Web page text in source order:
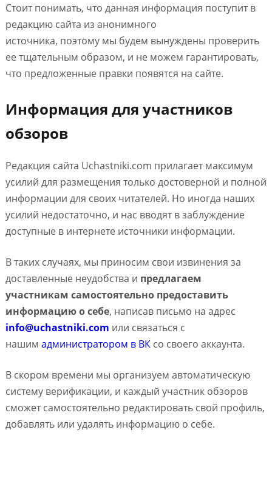
Стоит понимать, что данная информация поступит в
редакцию сайта из анонимного
источника, поэтому мы будем вынуждены проверить
ее тщательным образом, и не можем гарантировать,
что предложенные правки появятся на сайте.
Информация для участников
обзоров
Редакция сайта Uchastniki.com прилагает максимум
усилий для размещения только достоверной и полной
информации для своих читателей. Но иногда наших
усилий недостаточно, и нас вводят в заблуждение
доступные в интернете источники информации.
В таких случаях, мы приносим свои извинения за
доставленные неудобства и предлагаем
участникам самостоятельно предоставить
информацию о себе, написав письмо на адрес
info@uchastniki.com или связаться с
нашим администратором в ВКсо своего аккаунта.
В скором времени мы организуем автоматическую
систему верификации, и каждый участник обзоров
сможет самостоятельно редактировать свой профиль,
добавлять или удалять информацию о себе.